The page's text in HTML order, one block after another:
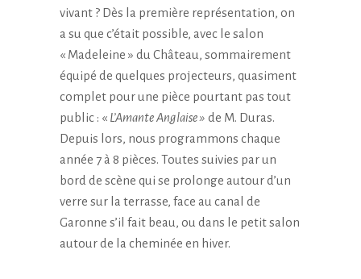
vivant ? Dès la première représentation, on
a su que c’était possible, avec le salon
« Madeleine » du Château, sommairement
équipé de quelques projecteurs, quasiment
complet pour une pièce pourtant pas tout
public : « L’Amante Anglaise » de M. Duras.
Depuis lors, nous programmons chaque
année 7 à 8 pièces. Toutes suivies par un
bord de scène qui se prolonge autour d’un
verre sur la terrasse, face au canal de
Garonne s’il fait beau, ou dans le petit salon
autour de la cheminée en hiver.